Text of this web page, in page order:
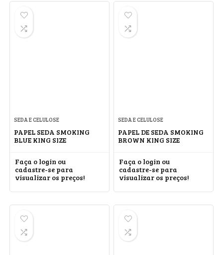
SEDA E CELULOSE
PAPEL SEDA SMOKING
BLUE KING SIZE
Faça o login ou
cadastre-se para
visualizar os preços!
SEDA E CELULOSE
PAPEL DE SEDA SMOKING
BROWN KING SIZE
Faça o login ou
cadastre-se para
visualizar os preços!